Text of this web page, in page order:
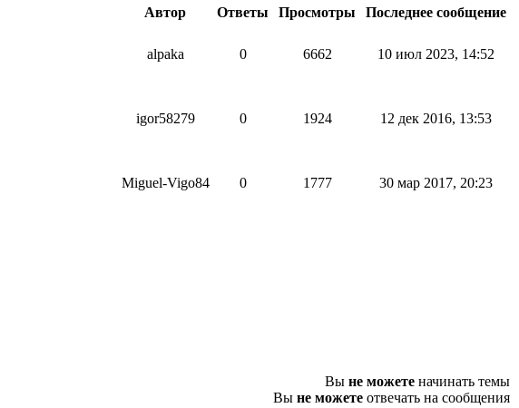
Автор Ответы Просмотры
Последнее сообщение
alpaka 0 6662 10 июл 2023, 14:52
igor58279 0 1924 12 дек 2016, 13:53
Miguel-Vigo84 0 1777 30 мар 2017, 20:23
Вы не можете начинать темы
Вы не можете отвечать на сообщения